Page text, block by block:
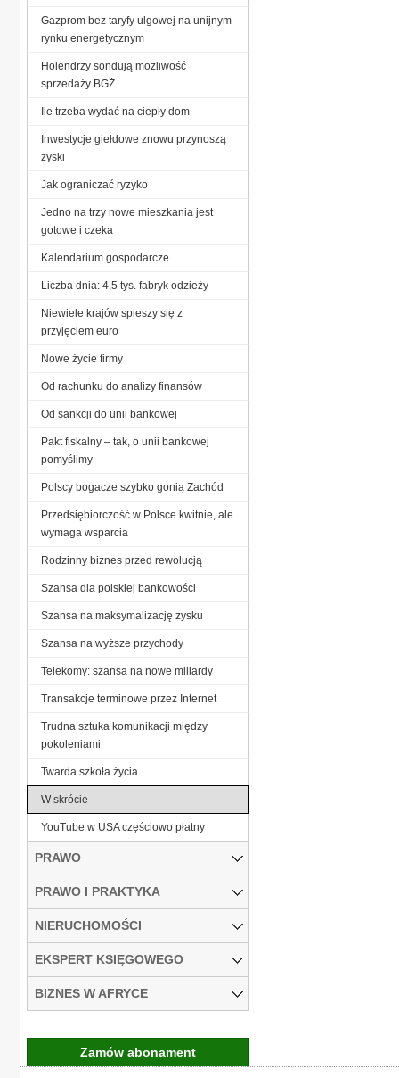
Gazprom bez taryfy ulgowej na unijnym
rynku energetycznym
Holendrzy sondują możliwość
sprzedaży BGŻ
Ile trzeba wydać na ciepły dom
Inwestycje giełdowe znowu przynoszą
zyski
Jak ograniczać ryzyko
Jedno na trzy nowe mieszkania jest
gotowe i czeka
Kalendarium gospodarcze
Liczba dnia: 4,5 tys. fabryk odzieży
Niewiele krajów spieszy się z
przyjęciem euro
Nowe życie firmy
Od rachunku do analizy finansów
Od sankcji do unii bankowej
Pakt fiskalny – tak, o unii bankowej
pomyślimy
Polscy bogacze szybko gonią Zachód
Przedsiębiorczość w Polsce kwitnie, ale
wymaga wsparcia
Rodzinny biznes przed rewolucją
Szansa dla polskiej bankowości
Szansa na maksymalizację zysku
Szansa na wyższe przychody
Telekomy: szansa na nowe miliardy
Transakcje terminowe przez Internet
Trudna sztuka komunikacji między
pokoleniami
Twarda szkoła życia
W skrócie
YouTube w USA częściowo płatny
PRAWO
PRAWO I PRAKTYKA
NIERUCHOMOŚCI
EKSPERT KSIĘGOWEGO
BIZNES W AFRYCE
Zamów abonament